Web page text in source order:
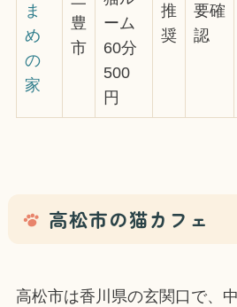
ま
め
の
家
豊
市
ーム
60分
500
円
推
奨
要確
認
高松市の猫カフェ
高松市は香川県の玄関口で、